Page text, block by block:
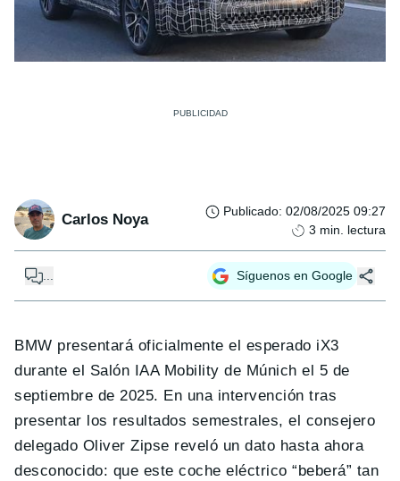
Carlos Noya Publicado: 02/08/2025 09:27
3 min. lectura
... Síguenos en Google
BMW presentará oficialmente el esperado iX3
durante el Salón IAA Mobility de Múnich el 5 de
septiembre de 2025. En una intervención tras
presentar los resultados semestrales, el consejero
delegado Oliver Zipse reveló un dato hasta ahora
desconocido: que este coche eléctrico “beberá” tan